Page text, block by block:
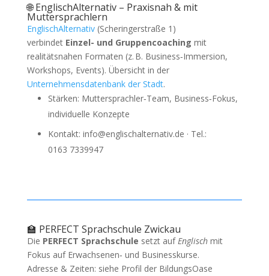
🌐 EnglischAlternativ – Praxisnah & mit
Muttersprachlern
EnglischAlternativ(Scheringerstraße 1)
verbindet Einzel- und Gruppencoaching mit
realitätsnahen Formaten (z. B. Business‑Immersion,
Workshops, Events). Übersicht in der
Unternehmensdatenbank der Stadt.
Stärken: Muttersprachler‑Team, Business‑Fokus,
individuelle Konzepte
Kontakt: info@englischalternativ.de · Tel.:
0163 7339947
🏫 PERFECT Sprachschule Zwickau
Die PERFECT Sprachschule setzt aufEnglischmit
Fokus auf Erwachsenen‑ und Businesskurse.
Adresse & Zeiten: siehe Profil der BildungsOase